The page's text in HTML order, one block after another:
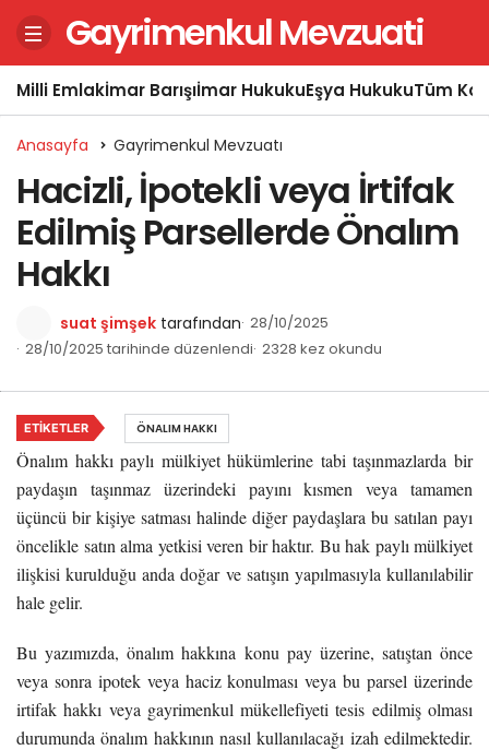
Gayrimenkul Mevzuati
Milli Emlakİmar Barışıİmar HukukuEşya HukukuTüm
Anasayfa Gayrimenkul Mevzuatı
Hacizli, İpotekli veya İrtifak
Edilmiş Parsellerde Önalım
Hakkı
suat şimşek tarafından 28/10/2025
28/10/2025 tarihinde düzenlendi 2328 kez okundu
Önalım hakkı paylı mülkiyet hükümlerine tabi taşınmazlarda bir
paydaşın taşınmaz üzerindeki payını kısmen veya tamamen
üçüncü bir kişiye satması halinde diğer paydaşlara bu satılan payı
öncelikle satın alma yetkisi veren bir haktır. Bu hak paylı mülkiyet
ilişkisi kurulduğu anda doğar ve satışın yapılmasıyla kullanılabilir
hale gelir.
Bu yazımızda, önalım hakkına konu pay üzerine, satıştan önce
veya sonra ipotek veya haciz konulması veya bu parsel üzerinde
irtifak hakkı veya gayrimenkul mükellefiyeti tesis edilmiş olması
durumunda önalım hakkının nasıl kullanılacağı izah edilmektedir.
ETIKETLER ÖNALIM HAKKI